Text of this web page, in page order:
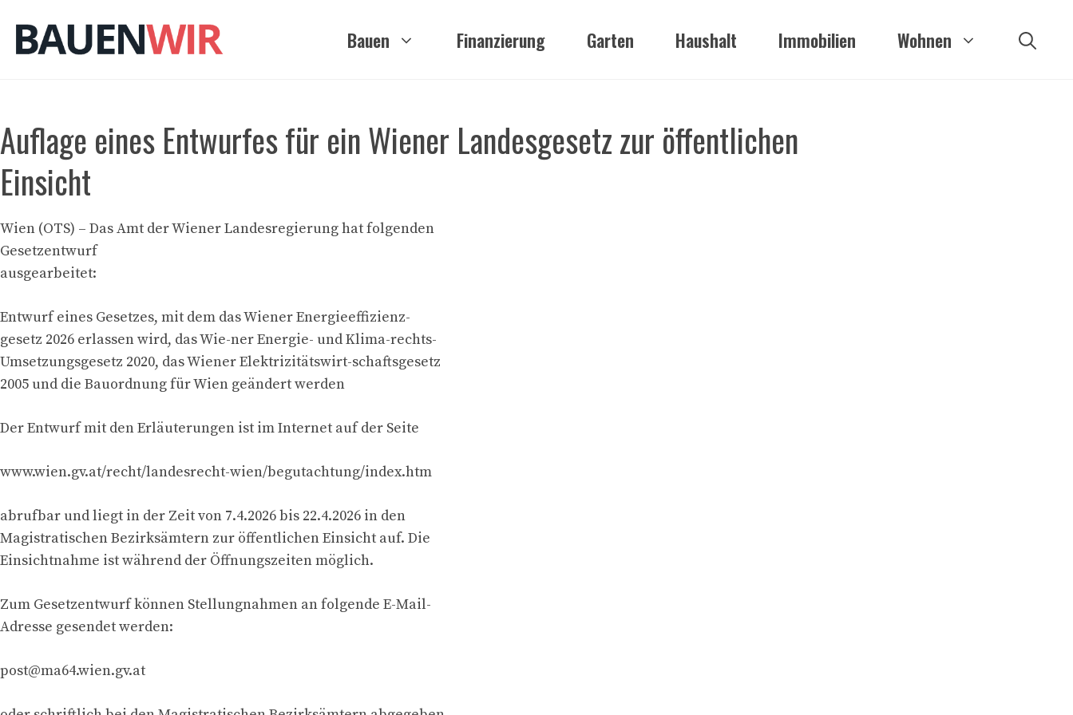
Inhalt
springen
Bauen Finanzierung Garten Haushalt Immobilien Wohnen
Auflage eines Entwurfes für ein Wiener Landesgesetz zur öffentlichen
Einsicht
Wien (OTS) – Das Amt der Wiener Landesregierung hat folgenden
Gesetzentwurf
ausgearbeitet:
Entwurf eines Gesetzes, mit dem das Wiener Energieeffizienz-
gesetz 2026 erlassen wird, das Wie-ner Energie- und Klima-rechts-
Umsetzungsgesetz 2020, das Wiener Elektrizitätswirt-schaftsgesetz
2005 und die Bauordnung für Wien geändert werden
Der Entwurf mit den Erläuterungen ist im Internet auf der Seite
www.wien.gv.at/recht/landesrecht-wien/begutachtung/index.htm
abrufbar und liegt in der Zeit von 7.4.2026 bis 22.4.2026 in den
Magistratischen Bezirksämtern zur öffentlichen Einsicht auf. Die
Einsichtnahme ist während der Öffnungszeiten möglich.
Zum Gesetzentwurf können Stellungnahmen an folgende E-Mail-
Adresse gesendet werden:
post@ma64.wien.gv.at